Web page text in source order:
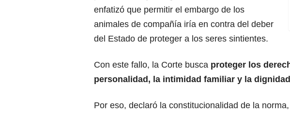
enfatizó que permitir el embargo de los
animales de compañía iría en contra del deber
del Estado de proteger a los seres sintientes.
Con este fallo, la Corte busca proteger los
personalidad, la intimidad familiar y la
Por eso, declaró la constitucionalidad de la